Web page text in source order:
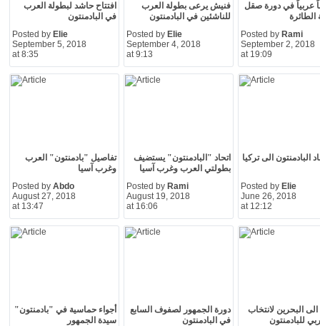
افتتاح حاشد لبطولة العرب
في البادمنتون
Posted by Elie
September 5, 2018
at 8:35
فنيش يرعى بطولة العرب
للناشئين في البادمنتون
Posted by Elie
September 4, 2018
at 9:13
عربياً في دورة صقل
الطائرة
Posted by Rami
September 2, 2018
at 19:09
تفاصيل "بادمنتون" العرب
وغرب آسيا
Posted by Abdo
August 27, 2018
at 13:47
اتحاد "البادمنتون" يستضيف
بطولتي العرب وغرب آسيا
Posted by Rami
August 19, 2018
at 16:06
البادمنتون الى تركيا
Posted by Elie
June 26, 2018
at 12:12
أجواء حماسية في "بادمنتون"
سيدة الجمهور
دورة الجمهور لصفوف السابع
في البادمنتون
البحرين لانتخاب
للبادمنتون